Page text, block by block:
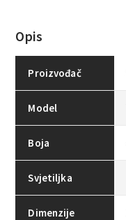
Opis
Proizvođač
Model
Boja
Svjetiljka
Dimenzije